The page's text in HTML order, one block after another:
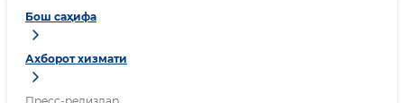
Бош саҳифа
Ахборот хизмати